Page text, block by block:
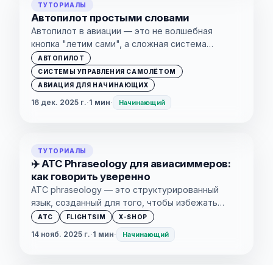
ТУТОРИАЛЫ
Автопилот простыми словами
Автопилот в авиации — это не волшебная
кнопка "летим сами", а сложная система
помощи пилотам.
АВТОПИЛОТ
СИСТЕМЫ УПРАВЛЕНИЯ САМОЛЁТОМ
АВИАЦИЯ ДЛЯ НАЧИНАЮЩИХ
16 дек. 2025 г.·1 мин· Начинающий
ТУТОРИАЛЫ
✈️ ATC Phraseology для авиасиммеров:
как говорить уверенно
ATC phraseology — это структурированный
язык, созданный для того, чтобы избежать
двусмысленности и ускорить коммуникацию.
Достаточно освоить несколько ключевых
ситуаций — и страх исчезает.
ATC FLIGHTSIM X-SHOP
14 нояб. 2025 г.·1 мин· Начинающий